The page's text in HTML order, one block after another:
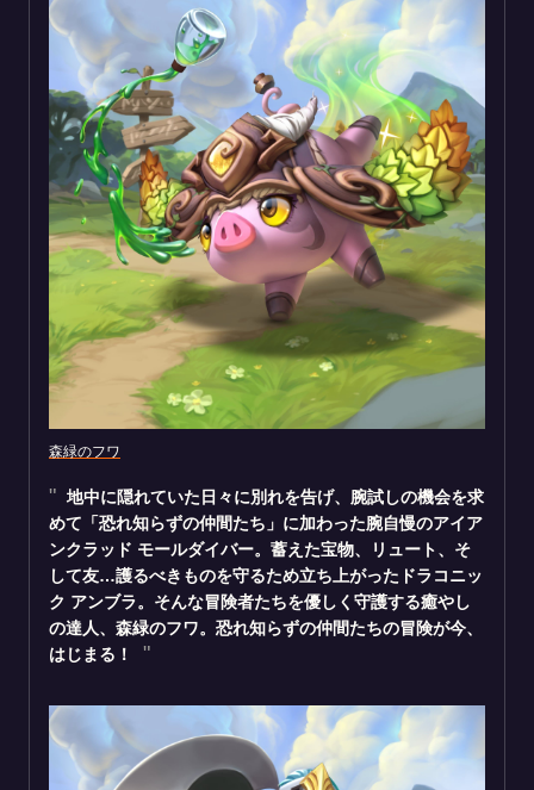
森緑のフワ
地中に隠れていた日々に別れを告げ、腕試しの機会を求
めて「恐れ知らずの仲間たち」に加わった腕自慢のアイア
ンクラッド モールダイバー。蓄えた宝物、リュート、そ
して友…護るべきものを守るため立ち上がったドラコニッ
ク アンブラ。そんな冒険者たちを優しく守護する癒やし
の達人、森緑のフワ。恐れ知らずの仲間たちの冒険が今、
はじまる！